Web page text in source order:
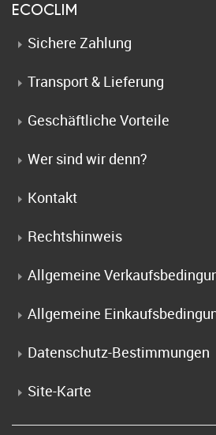
ECOCLIM
Sichere Zahlung
Transport & Lieferung
Geschäftliche Vorteile
Wer sind wir denn?
Kontakt
Rechtshinweis
Allgemeine
Allgemeine
Datenschutz-Bestimmungen
Site-Karte